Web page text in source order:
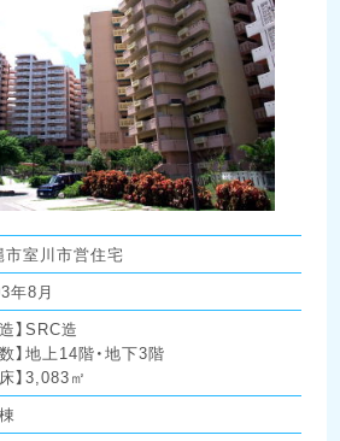
市室川市営住宅
年8月
】SRC造
数】地上14階・地下3階
】3,083㎡